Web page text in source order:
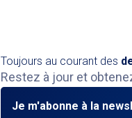
Toujours au courant des
Restez à jour et
Je m'abonne à la